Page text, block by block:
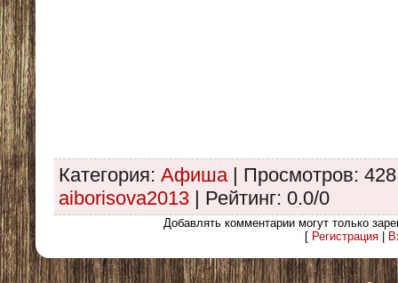
Категория: Афиша| Просмотров:
aiborisova2013
Рейтинг: 0.0/0
Добавлять комментарии могут только
[ Регистрация|